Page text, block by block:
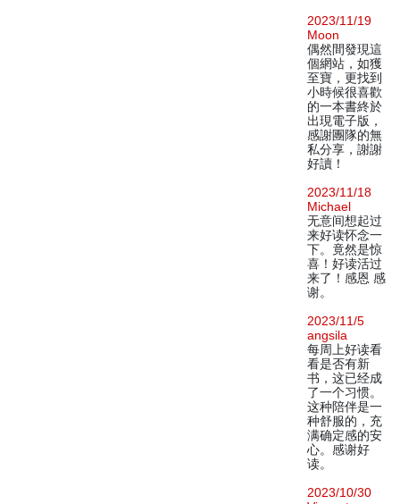
2023/11/19
Moon
偶然間發現這
個網站，如獲
至寶，更找到
小時候很喜歡
的一本書終於
出現電子版，
感謝團隊的無
私分享，謝謝
好讀！
2023/11/18
Michael
无意间想起过
来好读怀念一
下。竟然是惊
喜！好读活过
来了！感恩 感
谢。
2023/11/5
angsila
每周上好读看
看是否有新
书，这已经成
了一个习惯。
这种陪伴是一
种舒服的，充
满确定感的安
心。感谢好
读。
2023/10/30